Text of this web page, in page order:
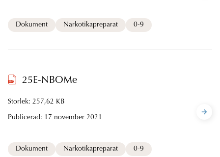
Dokument Narkotikapreparat 0-9
25E-NBOMe
Storlek: 257,62 KB
Publicerad: 17 november 2021
Dokument Narkotikapreparat 0-9